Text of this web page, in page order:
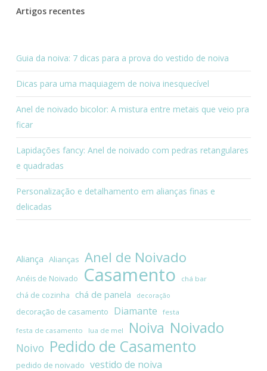
Artigos recentes
Guia da noiva: 7 dicas para a prova do vestido de noiva
Dicas para uma maquiagem de noiva inesquecível
Anel de noivado bicolor: A mistura entre metais que veio pra
ficar
Lapidações fancy: Anel de noivado com pedras retangulares
e quadradas
Personalização e detalhamento em alianças finas e
delicadas
Aliança Alianças Anel de Noivado
Anéis de Noivado Casamento chá bar
chá de cozinha chá de panela decoração
decoração de casamento Diamante festa
festa de casamento lua de mel Noiva Noivado
Noivo Pedido de Casamento
pedido de noivado vestido de noiva